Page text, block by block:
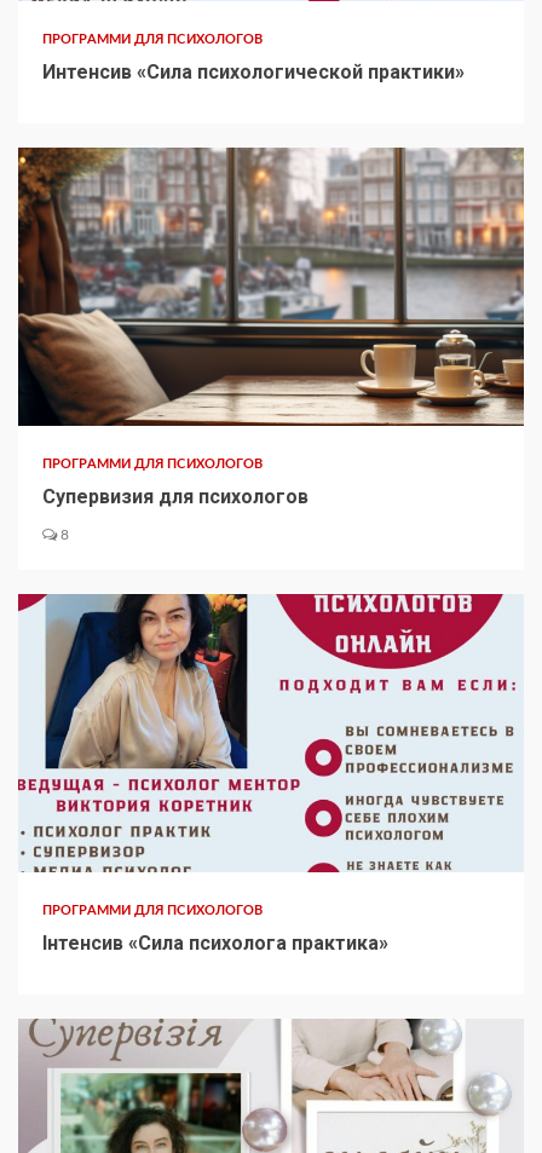
ПРОГРАММИ ДЛЯ ПСИХОЛОГОВ
Интенсив «Сила психологической практики»
ПРОГРАММИ ДЛЯ ПСИХОЛОГОВ
Супервизия для психологов
8
ПРОГРАММИ ДЛЯ ПСИХОЛОГОВ
Інтенсив «Сила психолога практика»